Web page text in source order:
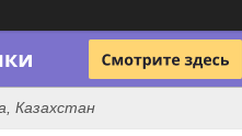
Казахстан